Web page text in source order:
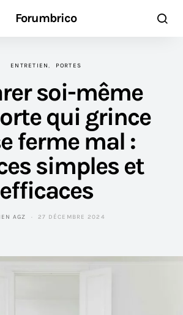
Forumbrico
ENTRETIEN PORTES
soi-même
qui grince
ferme mal :
simples et
efficaces
AGZ 27 DÉCEMBRE 2024